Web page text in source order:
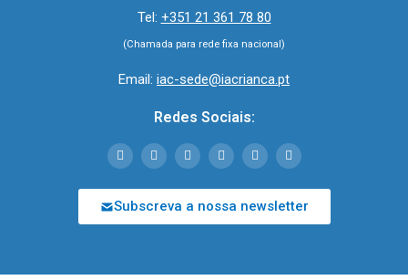
Tel: +351 21 361 78 80
(Chamada para rede fixa nacional)
Email: iac-sede@iacrianca.pt
Redes Sociais:
Subscreva a nossa newsletter